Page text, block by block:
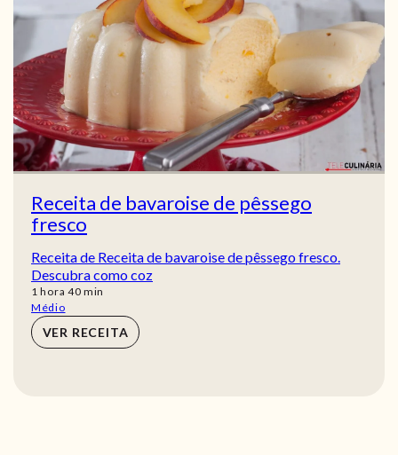
Receita de bavaroise de pêssego
fresco
Receita de Receita de bavaroise de pêssego fresco.
Descubra como coz
1 hora
hora 40min
min
Médio
VER RECEITA